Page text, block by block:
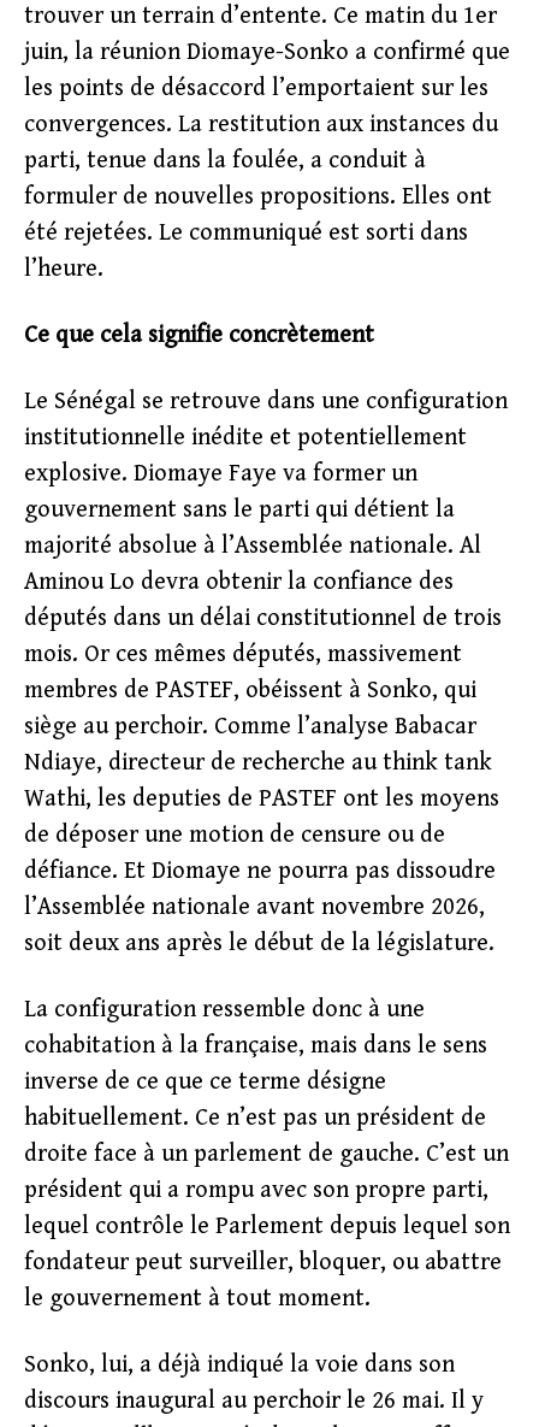
trouver un terrain d’entente. Ce matin du 1er
juin, la réunion Diomaye-Sonko a confirmé que
les points de désaccord l’emportaient sur les
convergences. La restitution aux instances du
parti, tenue dans la foulée, a conduit à
formuler de nouvelles propositions. Elles ont
été rejetées. Le communiqué est sorti dans
l’heure.
Ce que cela signifie concrètement
Le Sénégal se retrouve dans une configuration
institutionnelle inédite et potentiellement
explosive. Diomaye Faye va former un
gouvernement sans le parti qui détient la
majorité absolue à l’Assemblée nationale. Al
Aminou Lo devra obtenir la confiance des
députés dans un délai constitutionnel de trois
mois. Or ces mêmes députés, massivement
membres de PASTEF, obéissent à Sonko, qui
siège au perchoir. Comme l’analyse Babacar
Ndiaye, directeur de recherche au think tank
Wathi, les deputies de PASTEF ont les moyens
de déposer une motion de censure ou de
défiance. Et Diomaye ne pourra pas dissoudre
l’Assemblée nationale avant novembre 2026,
soit deux ans après le début de la législature.
La configuration ressemble donc à une
cohabitation à la française, mais dans le sens
inverse de ce que ce terme désigne
habituellement. Ce n’est pas un président de
droite face à un parlement de gauche. C’est un
président qui a rompu avec son propre parti,
lequel contrôle le Parlement depuis lequel son
fondateur peut surveiller, bloquer, ou abattre
le gouvernement à tout moment.
Sonko, lui, a déjà indiqué la voie dans son
discours inaugural au perchoir le 26 mai. Il y